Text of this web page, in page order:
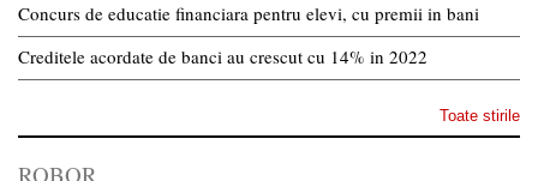
Concurs de educatie financiara pentru elevi, cu premii in bani
Creditele acordate de banci au crescut cu 14% in 2022
Toate stirile
ROBOR